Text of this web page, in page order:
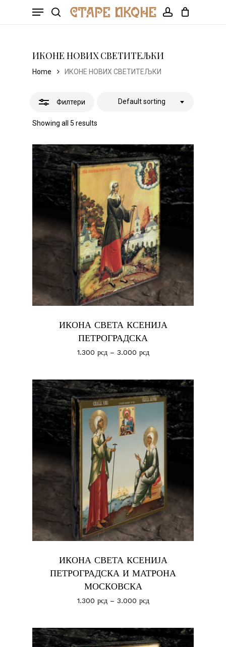
Menu
ИКОНЕ НОВИХ СВЕТИТЕЉКИ
Home ИКОНЕ НОВИХ СВЕТИТЕЉКИ
Филтери
Showing all 5 results
Default sorting
ИКОНА СВЕТА КСЕНИЈА
ПЕТРОГРАДСКА
1.300 рсд– 3.000 рсд
ИКОНА СВЕТА КСЕНИЈА
ПЕТРОГРАДСКА И МАТРОНА
МОСКОВСКА
1.300 рсд– 3.000 рсд